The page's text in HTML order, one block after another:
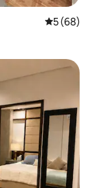
5 de uma
5 (68)